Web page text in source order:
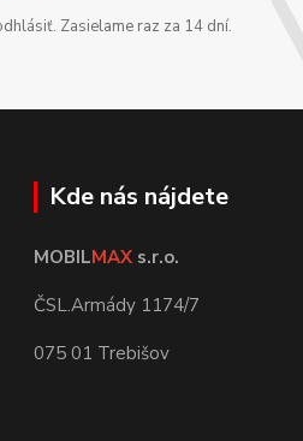
Zasielame raz za 14 dní.
Kde nás nájdete
MOBILMAX s.r.o.
ČSL.Armády 1174/7
075 01 Trebišov